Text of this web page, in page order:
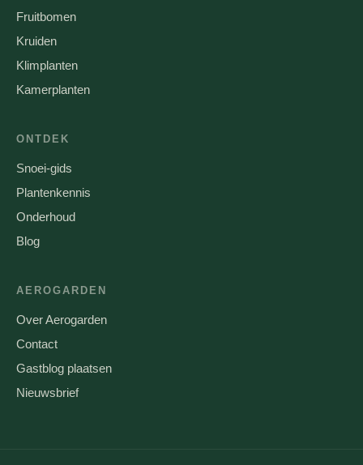
Fruitbomen
Kruiden
Klimplanten
Kamerplanten
ONTDEK
Snoei-gids
Plantenkennis
Onderhoud
Blog
AEROGARDEN
Over Aerogarden
Contact
Gastblog plaatsen
Nieuwsbrief